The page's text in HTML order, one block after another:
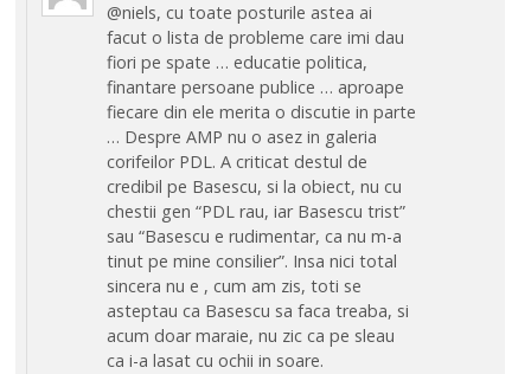
@niels, cu toate posturile astea ai
facut o lista de probleme care imi dau
fiori pe spate … educatie politica,
finantare persoane publice … aproape
fiecare din ele merita o discutie in parte
… Despre AMP nu o asez in galeria
corifeilor PDL. A criticat destul de
credibil pe Basescu, si la obiect, nu cu
chestii gen “PDL rau, iar Basescu trist”
sau “Basescu e rudimentar, ca nu m-a
tinut pe mine consilier”. Insa nici total
sincera nu e , cum am zis, toti se
asteptau ca Basescu sa faca treaba, si
acum doar maraie, nu zic ca pe sleau
ca i-a lasat cu ochii in soare.